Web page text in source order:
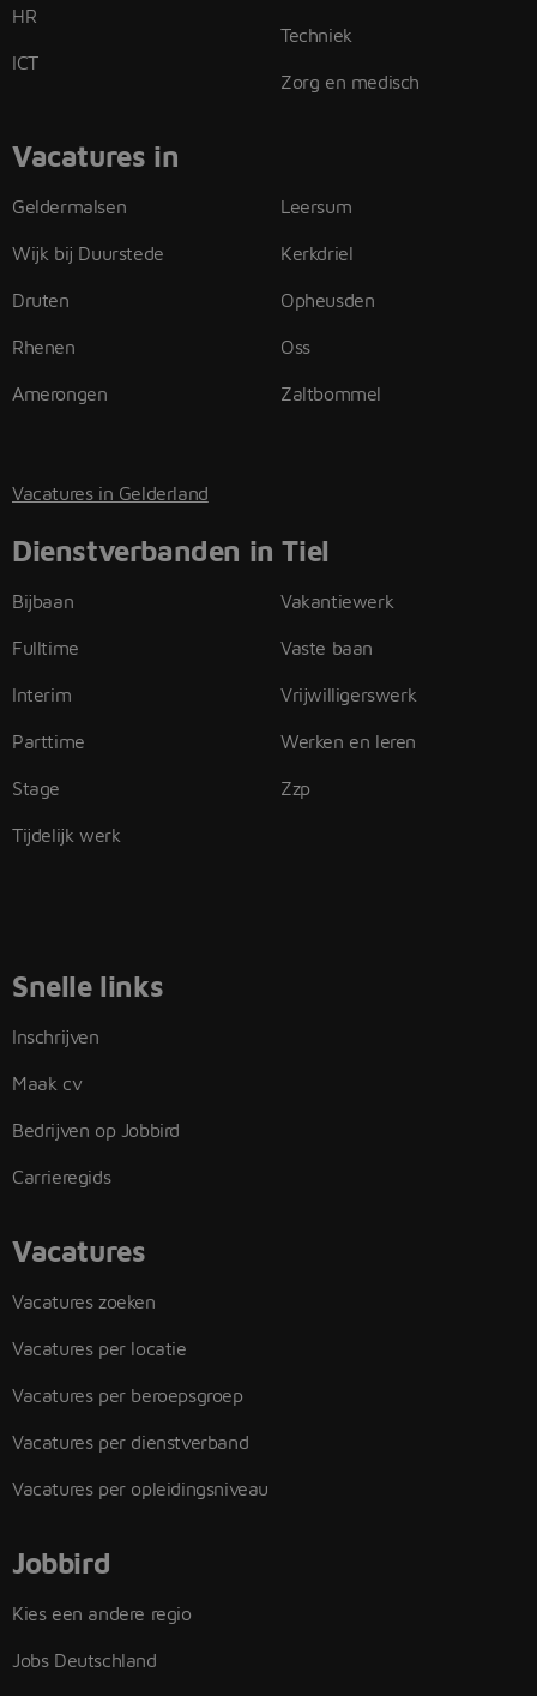
HR
ICT
Techniek
Zorg en medisch
Vacatures in
Geldermalsen
Wijk bij Duurstede
Druten
Rhenen
Amerongen
Leersum
Kerkdriel
Opheusden
Oss
Zaltbommel
Vacatures in Gelderland
Dienstverbanden in Tiel
Bijbaan
Fulltime
Interim
Parttime
Stage
Tijdelijk werk
Vakantiewerk
Vaste baan
Vrijwilligerswerk
Werken en leren
Zzp
Snelle links
Inschrijven
Maak cv
Bedrijven op Jobbird
Carrieregids
Vacatures
Vacatures zoeken
Vacatures per locatie
Vacatures per beroepsgroep
Vacatures per dienstverband
Vacatures per opleidingsniveau
Jobbird
Kies een andere regio
Jobs Deutschland